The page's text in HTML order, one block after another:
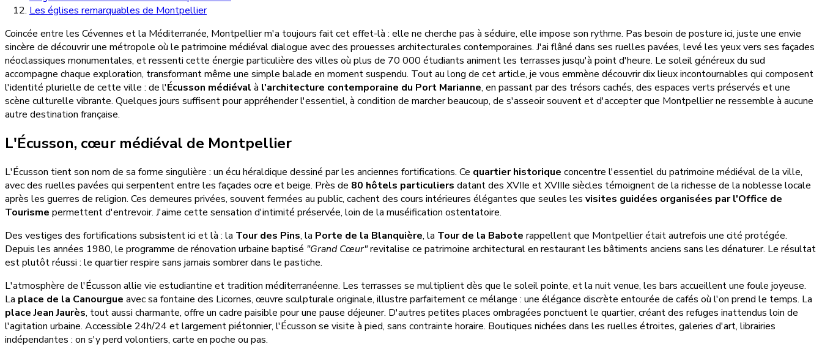
Les églises remarquables de Montpellier
Coincée entre les Cévennes et la Méditerranée, Montpellier m'a toujours fait cet effet-là : elle ne cherche pas à séduire, elle impose son rythme. Pas besoin de posture ici, juste une envie
sincère de découvrir une métropole où le patrimoine médiéval dialogue avec des prouesses architecturales contemporaines. J'ai flâné dans ses ruelles pavées, levé les yeux vers ses façades
néoclassiques monumentales, et ressenti cette énergie particulière des villes où plus de 70 000 étudiants animent les terrasses jusqu'à point d'heure. Le soleil généreux du sud
accompagne chaque exploration, transformant même une simple balade en moment suspendu. Tout au long de cet article, je vous emmène découvrir dix lieux incontournables qui composent
l'identité plurielle de cette ville : de l'Écusson médiéval à l'architecture contemporaine du Port Marianne, en passant par des trésors cachés, des espaces verts préservés et une
scène culturelle vibrante. Quelques jours suffisent pour appréhender l'essentiel, à condition de marcher beaucoup, de s'asseoir souvent et d'accepter que Montpellier ne ressemble à aucune
autre destination française.
L'Écusson, cœur médiéval de Montpellier
L'Écusson tient son nom de sa forme singulière : un écu héraldique dessiné par les anciennes fortifications. Ce quartier historique concentre l'essentiel du patrimoine médiéval de la ville,
avec des ruelles pavées qui serpentent entre les façades ocre et beige. Près de 80 hôtels particuliers datant des XVIIe et XVIIIe siècles témoignent de la richesse de la noblesse locale
après les guerres de religion. Ces demeures privées, souvent fermées au public, cachent des cours intérieures élégantes que seules les visites guidées organisées par l'Office de
Tourisme permettent d'entrevoir. J'aime cette sensation d'intimité préservée, loin de la muséification ostentatoire.
Des vestiges des fortifications subsistent ici et là : la Tour des Pins, la Porte de la Blanquière, la Tour de la Babote rappellent que Montpellier était autrefois une cité protégée.
Depuis les années 1980, le programme de rénovation urbaine baptisé "Grand Cœur"revitalise ce patrimoine architectural en restaurant les bâtiments anciens sans les dénaturer. Le résultat
est plutôt réussi : le quartier respire sans jamais sombrer dans le pastiche.
L'atmosphère de l'Écusson allie vie estudiantine et tradition méditerranéenne. Les terrasses se multiplient dès que le soleil pointe, et la nuit venue, les bars accueillent une foule joyeuse.
La place de la Canourgue avec sa fontaine des Licornes, œuvre sculpturale originale, illustre parfaitement ce mélange : une élégance discrète entourée de cafés où l'on prend le temps. La
place Jean Jaurès, tout aussi charmante, offre un cadre paisible pour une pause déjeuner. D'autres petites places ombragées ponctuent le quartier, créant des refuges inattendus loin de
l'agitation urbaine. Accessible 24h/24 et largement piétonnier, l'Écusson se visite à pied, sans contrainte horaire. Boutiques nichées dans les ruelles étroites, galeries d'art, librairies
indépendantes : on s'y perd volontiers, carte en poche ou pas.